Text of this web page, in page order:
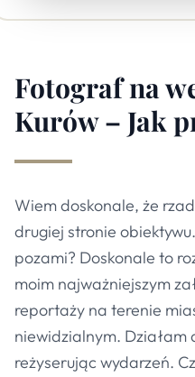
Fotograf na
Kurów – Jak
Wiem doskonale, że
drugiej stronie
pozami? Doskonale to
moim najważniejszym
reportaży na terenie
niewidzialnym. Działam
reżyserując wydarzeń.